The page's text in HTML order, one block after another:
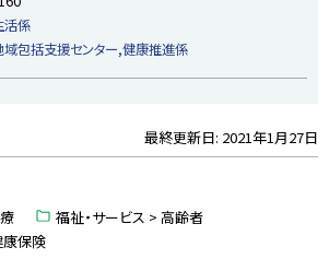
活係
域包括支援センター,健康推進係
最終更新日: 2021年1月27日
福祉・サービス > 高齢者
康保険